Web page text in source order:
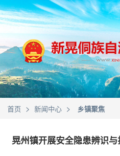
首页 > 新闻中心 > 乡镇聚焦
晃州镇开展安全隐患辨识